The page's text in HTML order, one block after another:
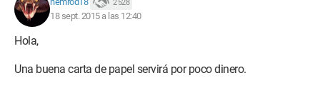
2 528
18 sept. 2015 a las 12:40
Hola,
Una buena carta de papel servirá por poco dinero.